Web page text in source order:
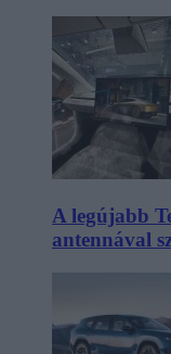
A legújabb
antennával